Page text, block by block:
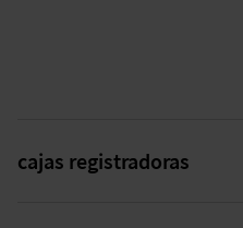
cajas registradoras